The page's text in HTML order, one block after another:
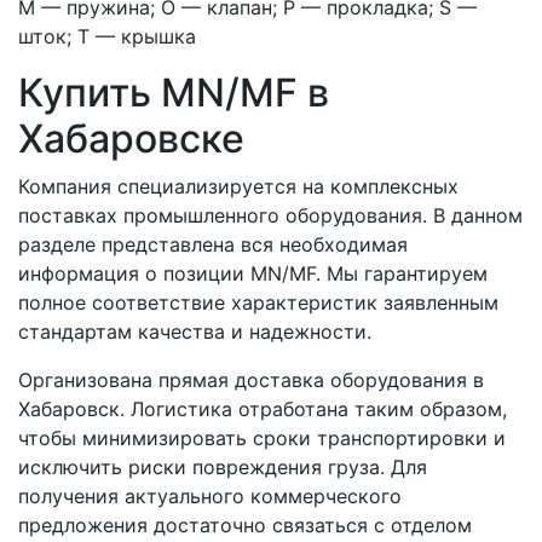
M — пружина; O — клапан; P — прокладка; S —
шток; T — крышка
Купить MN/MF в
Хабаровске
Компания специализируется на комплексных
поставках промышленного оборудования. В данном
разделе представлена вся необходимая
информация о позиции MN/MF. Мы гарантируем
полное соответствие характеристик заявленным
стандартам качества и надежности.
Организована прямая доставка оборудования в
Хабаровск. Логистика отработана таким образом,
чтобы минимизировать сроки транспортировки и
исключить риски повреждения груза. Для
получения актуального коммерческого
предложения достаточно связаться с отделом